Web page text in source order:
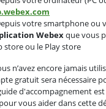
votre smartphone ou
Webexque vous
store ou le Play store
n’avez encore jamais
gratuit sera nécessaire
d'accompagnement
vous aider dans cette